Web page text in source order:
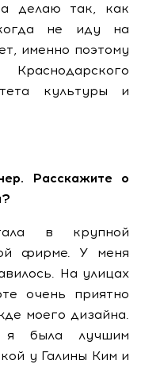
делаю так, как
не иду на
именно поэтому
культуры и
Расскажите о
в крупной
фирме. У меня
На улицах
очень приятно
моего дизайна.
была лучшим
у Галины Ким и